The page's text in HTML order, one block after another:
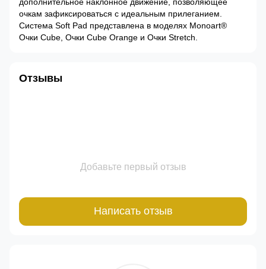
очкам зафиксироваться с идеальным прилеганием.
Система Soft Pad представлена в моделях Monoart®
Очки Cube, Очки Cube Orange и Очки Stretch.
Отзывы
Добавьте первый отзыв
Написать отзыв